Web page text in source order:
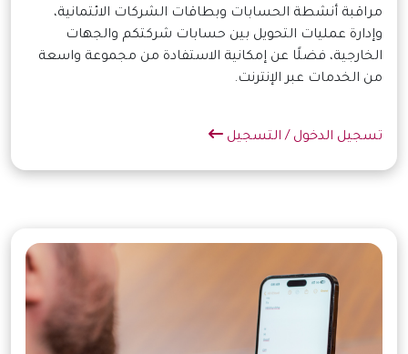
مراقبة أنشطة الحسابات وبطاقات الشركات الائتمانية،
وإدارة عمليات التحويل بين حسابات شركتكم والجهات
الخارجية، فضلًا عن إمكانية الاستفادة من مجموعة واسعة
من الخدمات عبر الإنترنت.
تسجيل الدخول / التسجيل